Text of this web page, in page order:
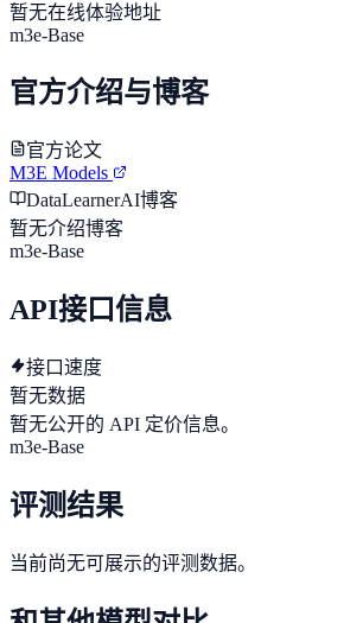
暂无在线体验地址
m3e-Base
官方介绍与博客
官方论文
M3E Models
DataLearnerAI博客
暂无介绍博客
m3e-Base
API接口信息
接口速度
暂无数据
暂无公开的 API 定价信息。
m3e-Base
评测结果
当前尚无可展示的评测数据。